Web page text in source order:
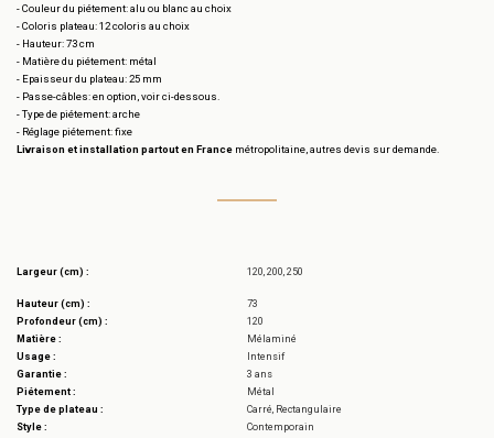
- Couleur du piétement: alu ou blanc au choix
- Coloris plateau: 12 coloris au choix
- Hauteur: 73 cm
- Matière du piétement: métal
- Epaisseur du plateau: 25 mm
- Passe-câbles: en option, voir ci-dessous.
- Type de piétement: arche
- Réglage piétement: fixe
Livraison et installation partout en France métropolitaine, autres devis sur demande.
Largeur (cm) : 120, 200, 250
Hauteur (cm) :
73
Profondeur (cm) :
120
Matière :
Mélaminé
Usage :
Intensif
Garantie :
3 ans
Piétement :
Métal
Type de plateau :
Carré, Rectangulaire
Style :
Contemporain